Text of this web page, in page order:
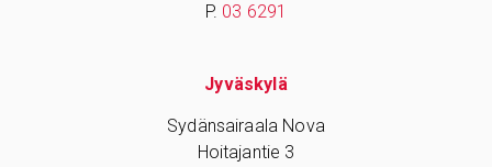
P. 03 6291
Jyväskylä
Sydänsairaala Nova
Hoitajantie 3